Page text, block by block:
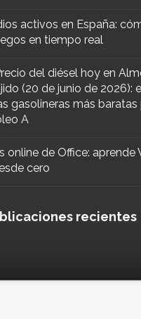
activos en España:
en tiempo real
del diésel hoy en
(20 de junio de 2026):
gasolineras más baratas
A
online de Office: aprende
cero
recientes